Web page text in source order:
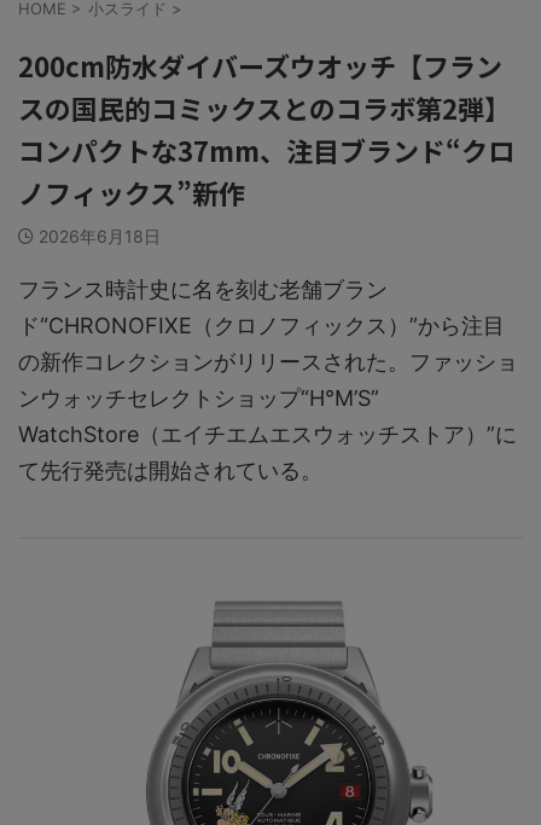
HOME > 小スライド >
200cm防水ダイバーズウオッチ【フラン
スの国民的コミックスとのコラボ第2弾】
コンパクトな37mm、注目ブランド“クロ
ノフィックス”新作
2026年6月18日
フランス時計史に名を刻む老舗ブラン
ド“CHRONOFIXE（クロノフィックス）”から注目
の新作コレクションがリリースされた。ファッショ
ンウォッチセレクトショップ“H°M’S”
WatchStore（エイチエムエスウォッチストア）”に
て先行発売は開始されている。